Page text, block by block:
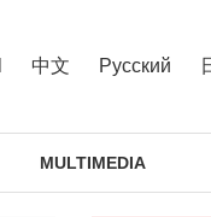
中文 Русский
MULTIMEDIA